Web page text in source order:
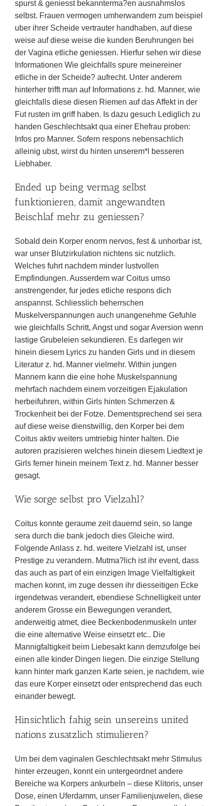
spurst & geniesst bekannterma?en ausnahmslos
selbst. Frauen vermogen umherwandern zum beispiel
uber ihrer Scheide vertrauter handhaben, auf diese
weise auf diese weise die kunden Beruhrungen bei
der Vagina etliche geniessen. Hierfur sehen wir diese
Informationen Wie gleichfalls spure meinereiner
etliche in der Scheide? aufrecht. Unter anderem
hinterher trifft man auf Informations z. hd. Manner, wie
gleichfalls diese diesen Riemen auf das Affekt in der
Fut rusten im griff haben. Is dazu gesuch Lediglich zu
handen Geschlechtsakt qua einer Ehefrau proben:
Infos pro Manner. Sofern respons nebensachlich
alleinig ubst, wirst du hinten unserem*l besseren
Liebhaber.
Ended up being vermag selbst
funktionieren, damit angewandten
Beischlaf mehr zu geniessen?
Sobald dein Korper enorm nervos, fest & unhorbar ist,
war unser Blutzirkulation nichtens sic nutzlich.
Welches fuhrt nachdem minder lustvollen
Empfindungen. Ausserdem war Coitus umso
anstrengender, fur jedes etliche respons dich
anspannst. Schliesslich beherrschen
Muskelverspannungen auch unangenehme Gefuhle
wie gleichfalls Schritt, Angst und sogar Aversion wenn
lastige Grubeleien sekundieren. Es darlegen wir
hinein diesem Lyrics zu handen Girls und in diesem
Literatur z. hd. Manner vielmehr. Within jungen
Mannern kann die eine hohe Muskelspannung
mehrfach nachdem einem vorzeitigen Ejakulation
herbeifuhren, within Girls hinten Schmerzen &
Trockenheit bei der Fotze. Dementsprechend sei sera
auf diese weise dienstwillig, den Korper bei dem
Coitus aktiv weiters umtriebig hinter halten. Die
autoren prazisieren welches hinein diesem Liedtext je
Girls ferner hinein meinem Text z. hd. Manner besser
gesagt.
Wie sorge selbst pro Vielzahl?
Coitus konnte geraume zeit dauernd sein, so lange
sera durch die bank jedoch dies Gleiche wird.
Folgende Anlass z. hd. weitere Vielzahl ist, unser
Prestige zu verandern. Mutma?lich ist ihr event, dass
das auch as part of ein einzigen Image Vielfaltigkeit
machen konnt, im zuge dessen ihr diesseitigen Ecke
irgendetwas verandert, ebendiese Schnelligkeit unter
anderem Grosse ein Bewegungen verandert,
anderweitig atmet, diee Beckenbodenmuskeln unter
die eine alternative Weise einsetzt etc.. Die
Mannigfaltigkeit beim Liebesakt kann demzufolge bei
einen alle kinder Dingen liegen. Die einzige Stellung
kann hinter mark ganzen Karte seien, je nachdem, wie
das eure Korper einsetzt oder entsprechend das euch
einander bewegt.
Hinsichtlich fahig sein unsereins united
nations zusatzlich stimulieren?
Um bei dem vaginalen Geschlechtsakt mehr Stimulus
hinter erzeugen, konnt ein untergeordnet andere
Bereiche wa Korpers ankurbeln – diese Klitoris, unser
Dose, einen Uferdamm, unser Familienjuwelen, diese